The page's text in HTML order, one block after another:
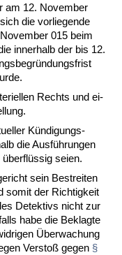
am 12. No­vem­ber
die vor­lie­gen­de
015 beim
in­ner­halb der bis 12.
Rechts und ei­
Kündi­gungs­
die Ausführun­gen
überflüssig sei­en.
sein Be­strei­ten
so­mit der Rich­tig­keit
De­tek­tivs nicht zur
ha­be die Be­klag­te
Über­wa­chung
Ver­s­toß ge­gen §